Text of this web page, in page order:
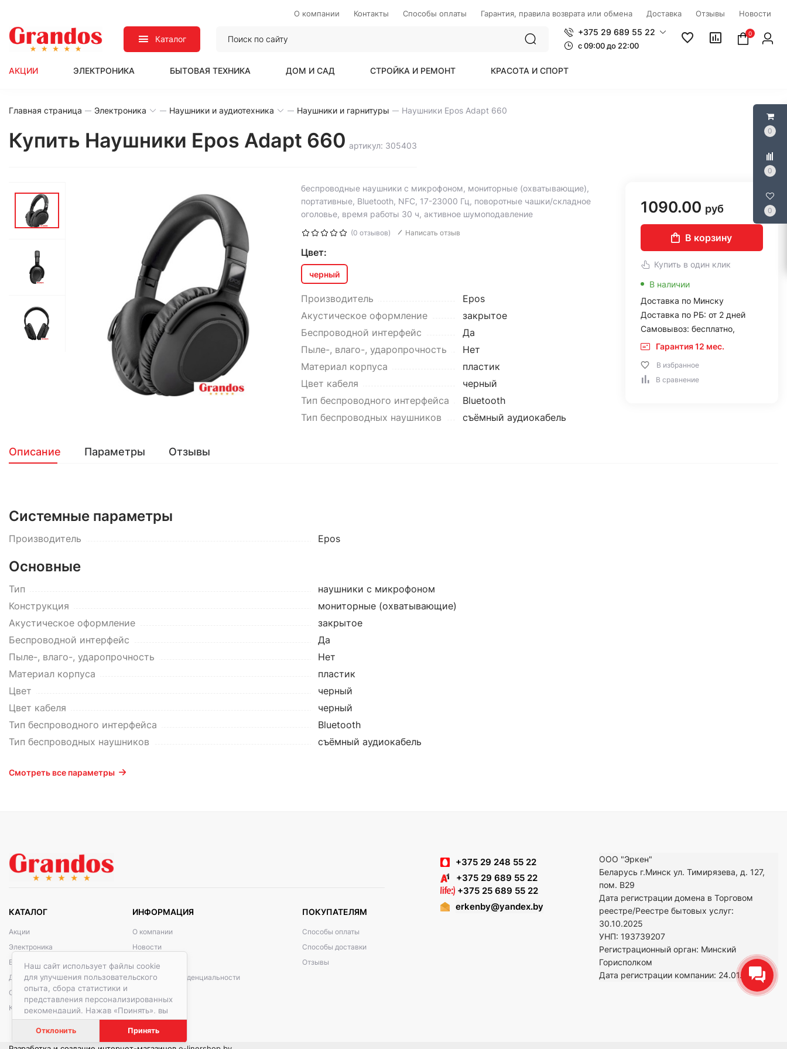
0
0
0
Наш сайт использует файлы cookie
для улучшения пользовательского
опыта, сбора статистики и
представления персонализированных
рекомендаций. Нажав «Принять», вы
даете согласие на обработку файлов
cookie в соответствии с
Политикой
обработки файлов cookie.
Отклонить Принять
О компании Контакты Способы оплаты Гарантия, правила возврата или обмена Доставка Отзывы Новости
Каталог
+375 29 689 55 22
c 09:00 до 22:00
0
АКЦИИ ЭЛЕКТРОНИКА БЫТОВАЯ ТЕХНИКА ДОМ И САД СТРОЙКА И РЕМОНТ КРАСОТА И СПОРТ
Главная страница Электроника Наушники и аудиотехника Наушники и гарнитуры Наушники Epos Adapt 660
Купить Наушники Epos Adapt 660 артикул: 305403
беспроводные наушники с микрофоном, мониторные (охватывающие),
портативные, Bluetooth, NFC, 17-23000 Гц, поворотные чашки/складное
оголовье, время работы 30 ч, активное шумоподавление
(0 отзывов) Написать отзыв
Цвет:
черный
Производитель
Epos
Акустическое оформление
закрытое
Беспроводной интерфейс
Да
Пыле-, влаго-, ударопрочность
Нет
Материал корпуса
пластик
Цвет кабеля
черный
Тип беспроводного интерфейса
Bluetooth
Тип беспроводных наушников
съёмный аудиокабель
1090.00 руб
В корзину
Купить в один клик
В наличии
Доставка по Минску
Доставка по РБ: от 2 дней
Самовывоз: бесплатно,
Гарантия 12 мес.
В избранное
В сравнение
Описание Параметры Отзывы
Системные параметры
Производитель Epos
Основные
Тип
наушники с микрофоном
Конструкция
мониторные (охватывающие)
Акустическое оформление
закрытое
Беспроводной интерфейс
Да
Пыле-, влаго-, ударопрочность
Нет
Материал корпуса
пластик
Цвет
черный
Цвет кабеля
черный
Тип беспроводного интерфейса
Bluetooth
Тип беспроводных наушников
съёмный аудиокабель
Смотреть все параметры
КАТАЛОГ
Акции
Электроника
Бытовая техника
Дом и сад
Стройка и ремонт
Красота и спорт
ИНФОРМАЦИЯ
О компании
Новости
Контакты
Политика конфиденциальности
ПОКУПАТЕЛЯМ
Способы оплаты
Способы доставки
Отзывы
+375 29 248 55 22
+375 29 689 55 22
+375 25 689 55 22
erkenby@yandex.by
ООО "Эркен"
Беларусь г.Минск ул. Тимирязева, д. 127,
пом. В29
Дата регистрации домена в Торговом
реестре/Реестре бытовых услуг:
30.10.2025
УНП: 193739207
Регистрационный орган: Минский
Горисполком
Дата регистрации компании: 24.01.2024